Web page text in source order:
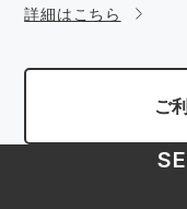
詳細はこちら
ご